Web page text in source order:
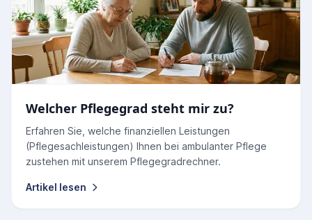
Welcher Pflegegrad steht mir zu?
Erfahren Sie, welche finanziellen Leistungen
(Pflegesachleistungen) Ihnen bei ambulanter Pflege
zustehen mit unserem Pflegegradrechner.
Artikel lesen